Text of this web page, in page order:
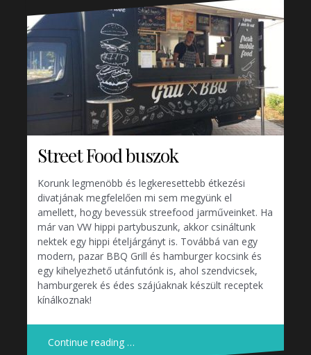
Street Food buszok
Korunk legmenöbb és legkeresettebb étkezési
divatjának megfelelően mi sem megyünk el
amellett, hogy bevessük streefood jarműveinket. Ha
már van VW hippi partybuszunk, akkor csináltunk
nektek egy hippi ételjárgányt is. Továbbá van egy
modern, pazar BBQ Grill és hamburger kocsink és
egy kihelyezhető utánfutónk is, ahol szendvicsek,
hamburgerek és édes szájúaknak készült receptek
kínálkoznak!
Continue reading …